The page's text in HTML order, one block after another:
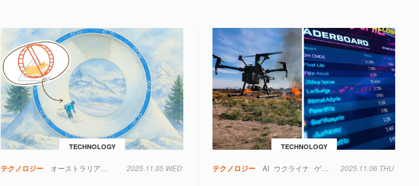
TECHNOLOGY
テクノロジー スポーツ 氷
2025.11.05 WED
TECHNOLOGY
テクノロジー AI ウクライナ ゲーム ドローン ランキング
2025.11.06 THU